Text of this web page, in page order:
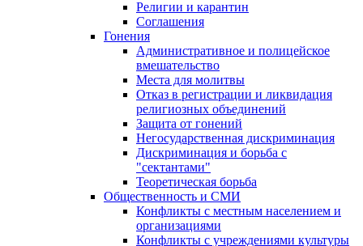
Религии и карантин
Соглашения
Гонения
Административное и полицейское
вмешательство
Места для молитвы
Отказ в регистрации и ликвидация
религиозных объединений
Защита от гонений
Негосударственная дискриминация
Дискриминация и борьба с
"сектантами"
Теоретическая борьба
Общественность и СМИ
Конфликты с местным населением и
организациями
Конфликты с учреждениями культуры